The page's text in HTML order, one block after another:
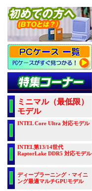
ミニマル（最低限）
モデル
INTEL Core Ultra 対応モデル
INTEL第13/14世代
RaptorLake DDR5 対応モデル
ディープラーニング・マイニ
ング最適マルチGPUモデル